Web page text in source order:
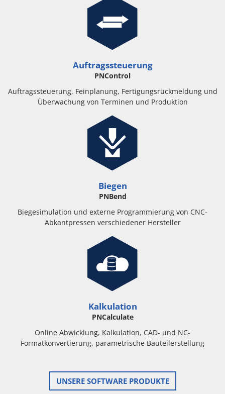
Auftragssteuerung
PNControl
Auftragssteuerung, Feinplanung, Fertigungsrückmeldung und
Überwachung von Terminen und Produktion
Biegen
PNBend
Biegesimulation und externe Programmierung von CNC-
Abkantpressen verschiedener Hersteller
Kalkulation
PNCalculate
Online Abwicklung, Kalkulation, CAD- und NC-
Formatkonvertierung, parametrische Bauteilerstellung
UNSERE SOFTWARE PRODUKTE